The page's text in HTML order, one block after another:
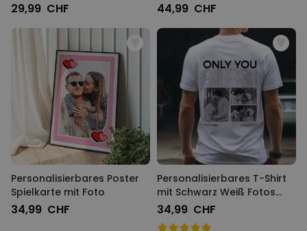
29,99 CHF 44,99 CHF
Personalisierbares Poster
Spielkarte mit Foto
34,99 CHF
Personalisierbares T-Shirt
mit Schwarz Weiß Fotos
und Text
34,99 CHF